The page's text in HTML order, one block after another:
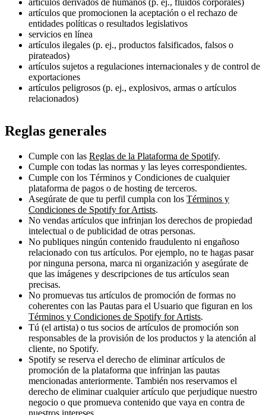
artículos que promocionen la aceptación o el rechazo de
entidades políticas o resultados legislativos
servicios en línea
artículos ilegales (p. ej., productos falsificados, falsos o
pirateados)
artículos sujetos a regulaciones internacionales y de control de
exportaciones
artículos peligrosos (p. ej., explosivos, armas o artículos
relacionados)
Reglas generales
Cumple con las Reglas de la Plataforma de Spotify.
Cumple con todas las normas y las leyes correspondientes.
Cumple con los Términos y Condiciones de cualquier
plataforma de pagos o de hosting de terceros.
Asegúrate de que tu perfil cumpla con los Términos y
Condiciones de Spotify for Artists.
No vendas artículos que infrinjan los derechos de propiedad
intelectual o de publicidad de otras personas.
No publiques ningún contenido fraudulento ni engañoso
relacionado con tus artículos. Por ejemplo, no te hagas pasar
por ninguna persona, marca ni organización y asegúrate de
que las imágenes y descripciones de tus artículos sean
precisas.
No promuevas tus artículos de promoción de formas no
coherentes con las Pautas para el Usuario que figuran en los
Términos y Condiciones de Spotify for Artists.
Tú (el artista) o tus socios de artículos de promoción son
responsables de la provisión de los productos y la atención al
cliente, no Spotify.
Spotify se reserva el derecho de eliminar artículos de
promoción de la plataforma que infrinjan las pautas
mencionadas anteriormente. También nos reservamos el
derecho de eliminar cualquier artículo que perjudique nuestro
negocio o que promueva contenido que vaya en contra de
nuestros intereses.